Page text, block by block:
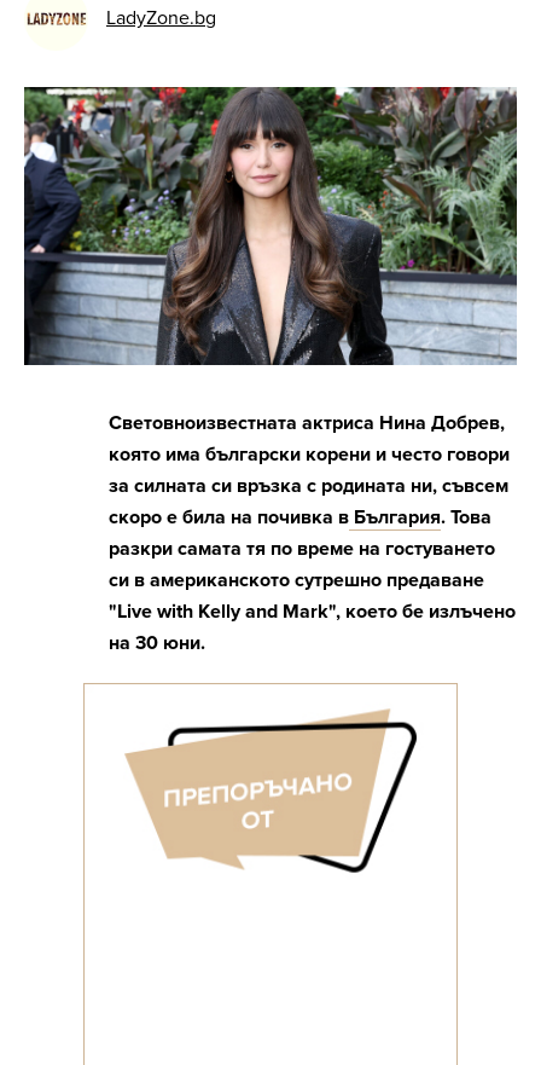
LadyZone.bg
Световноизвестната актриса Нина Добрев,
която има български корени и често говори
за силната си връзка с родината ни, съвсем
скоро е била на почивка в България. Това
разкри самата тя по време на гостуването
си в американското сутрешно предаване
"Live with Kelly and Mark", което бе излъчено
на 30 юни.